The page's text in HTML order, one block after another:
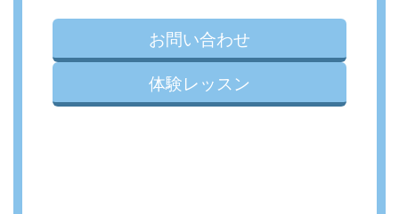
お問い合わせ
体験レッスン